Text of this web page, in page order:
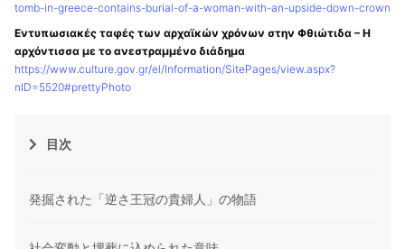
tomb-in-greece-contains-burial-of-a-woman-with-an-upside-down-crown
Εντυπωσιακές ταφές των αρχαϊκών χρόνων στην Φθιώτιδα – Η
αρχόντισσα με το ανεστραμμένο διάδημα
https://www.culture.gov.gr/el/Information/SitePages/view.aspx?
nID=5520#prettyPhoto
目次
発掘された「逆さ王冠の貴婦人」の物語